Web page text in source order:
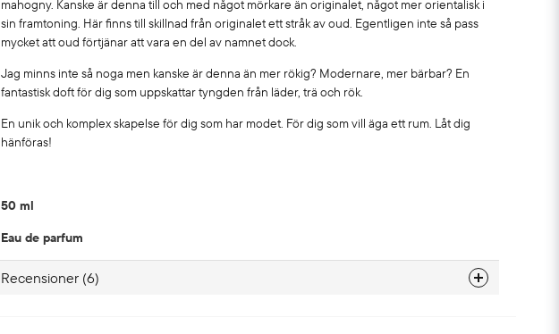
mahogny. Kanske är denna till och med något mörkare än originalet, något mer orientalisk i
sin framtoning. Här finns till skillnad från originalet ett stråk av oud. Egentligen inte så pass
mycket att oud förtjänar att vara en del av namnet dock.
Jag minns inte så noga men kanske är denna än mer rökig? Modernare, mer bärbar? En
fantastisk doft för dig som uppskattar tyngden från läder, trä och rök.
En unik och komplex skapelse för dig som har modet. För dig som vill äga ett rum. Låt dig
hänföras!
50 ml
Eau de parfum
Recensioner (6)